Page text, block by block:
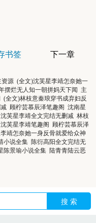
书签 下一章
资源 (全文)沈芙星李靖怎奈她一
摆烂无人知一朝拼妈天下闻
主
(全文)林枝意秦琅穿书成弃妇反
顾柠芸慕辰泽笔趣阁 沈南星
沈芙星李靖全文完结无删减 林枝
沈芙星李靖笔趣阁 顾柠芸慕辰泽
靖怎奈她一身反骨就爱给众神
小说全集 陈衍高阳全文完结无
陈景瑜小说全集 陆青青陆云恶
搜 索